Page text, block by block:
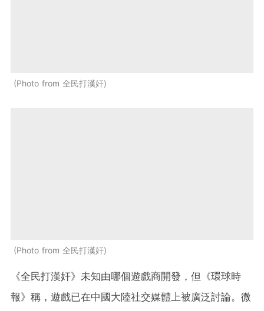
Photo from 全民打漢奸
Photo from 全民打漢奸
《全民打漢奸》未知由哪個遊戲商開發，但《環球時
報》稱，遊戲已在中國大陸社交媒體上被廣泛討論。微